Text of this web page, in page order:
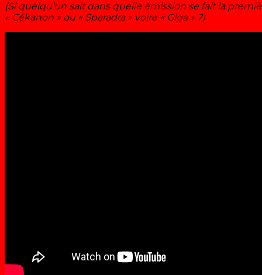
(Si quelqu’un sait dans quelle émission se fait la
« Cékanon » ou « Sparadra » voire « Giga » ?)